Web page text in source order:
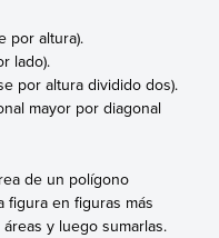
por altura).
lado).
por altura dividido dos).
mayor por diagonal
de un polígono
en figuras más
y luego sumarlas.